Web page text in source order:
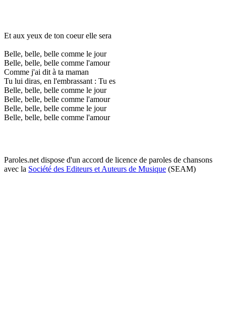
Et aux yeux de ton coeur elle sera
Belle, belle, belle comme le jour
Belle, belle, belle comme l'amour
Comme j'ai dit à ta maman
Tu lui diras, en l'embrassant : Tu es
Belle, belle, belle comme le jour
Belle, belle, belle comme l'amour
Belle, belle, belle comme le jour
Belle, belle, belle comme l'amour
Paroles.net dispose d'un accord de licence de paroles de chansons
avec la Société des Editeurs et Auteurs de Musique (SEAM)